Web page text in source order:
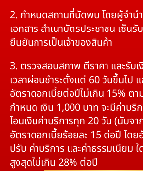
2. กำหนดสถานที่นัดพบ โดยผู้จำน
เอกสาร สำเนาบัตรประชาชน เซ็นรั
ยืนยันการเป็นเจ้าของสินค้า
3. ตรวจสอบสภาพ ตีราคา และรับ
เวลาผ่อนชำระตั้งแต่ 60 วันขึ้นไป
อัตราดอกเบี้ยต่อปีไม่เกิน 15% ต
กำหนด เงิน 1,000 บาท จะมีค่าบริ
โอนเงินค่าบริการทุก 20 วัน (นับจ
อัตราดอกเบี้ยร้อยละ 15 ต่อปี โดย
ปรับ ค่าบริการ และค่าธรรมเนียม
สูงสุดไม่เกิน 28% ต่อปี